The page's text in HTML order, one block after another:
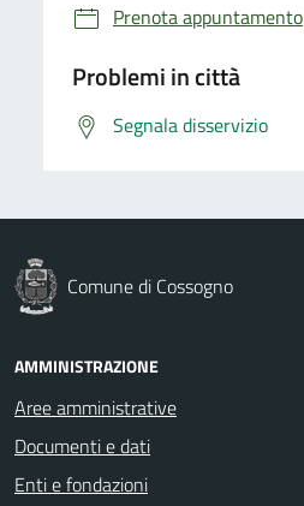
Prenota appuntamento
Problemi in città
Segnala disservizio
Comune di Cossogno
AMMINISTRAZIONE
Aree amministrative
Documenti e dati
Enti e fondazioni